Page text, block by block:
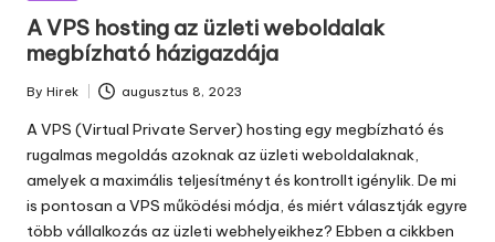
A VPS hosting az üzleti weboldalak
megbízható házigazdája
Posted
by
By Hirek augusztus 8, 2023
A VPS (Virtual Private Server) hosting egy megbízható és
rugalmas megoldás azoknak az üzleti weboldalaknak,
amelyek a maximális teljesítményt és kontrollt igénylik. De mi
is pontosan a VPS működési módja, és miért választják egyre
több vállalkozás az üzleti webhelyeikhez? Ebben a cikkben